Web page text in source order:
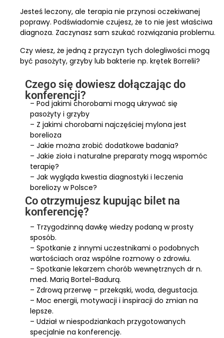
Jesteś leczony, ale terapia nie przynosi oczekiwanej
poprawy. Podświadomie czujesz, że to nie jest właściwa
diagnoza. Zaczynasz sam szukać rozwiązania problemu.
Czy wiesz, że jedną z przyczyn tych dolegliwości mogą
być pasożyty, grzyby lub bakterie np. krętek Borrelii?
Czego się dowiesz dołączając do
konferencji?
– Pod jakimi chorobami mogą ukrywać się
pasożyty i grzyby
– Z jakimi chorobami najczęściej mylona jest
borelioza
– Jakie można zrobić dodatkowe badania?
– Jakie zioła i naturalne preparaty mogą wspomóc
terapię?
– Jak wygląda kwestia diagnostyki i leczenia
boreliozy w Polsce?
Co otrzymujesz kupując bilet na
konferencję?
– Trzygodzinną dawkę wiedzy podaną w prosty
sposób.
– Spotkanie z innymi uczestnikami o podobnych
wartościach oraz wspólne rozmowy o zdrowiu.
– Spotkanie lekarzem chorób wewnętrznych dr n.
med. Marią Bortel-Badurą.
– Zdrową przerwę – przekąski, woda, degustacja.
– Moc energii, motywacji i inspiracji do zmian na
lepsze.
– Udział w niespodziankach przygotowanych
specjalnie na konferencję.